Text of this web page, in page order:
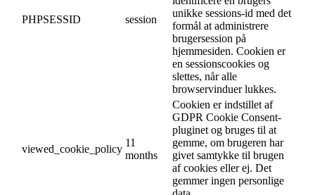
PHPSESSID session
unikke sessions-id med det
formål at administrere
brugersession på
hjemmesiden. Cookien er
en sessionscookies og
slettes, når alle
browservinduer lukkes.
viewed_cookie_policy
11
months
Cookien er indstillet af
GDPR Cookie Consent-
pluginet og bruges til at
gemme, om brugeren har
givet samtykke til brugen
af cookies eller ej. Det
gemmer ingen personlige